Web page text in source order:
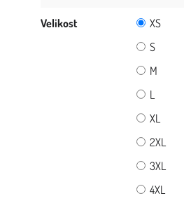
Velikost
XS
S
M
L
XL
2XL
3XL
4XL